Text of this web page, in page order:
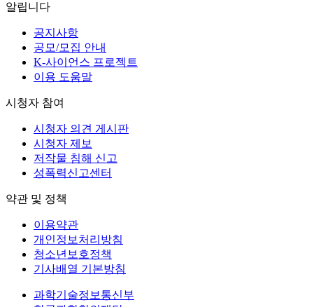
알립니다
공지사항
공모/모집 안내
K-사이언스 프로젝트
이용 도움말
시청자 참여
시청자 의견 게시판
시청자 제보
저작물 침해 신고
성폭력신고센터
약관 및 정책
이용약관
개인정보처리방침
청소년보호정책
기사배열 기본방침
과학기술정보통신부